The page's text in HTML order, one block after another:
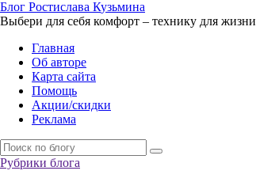
Блог Ростислава Кузьмина
Выбери для себя комфорт – технику для жизни
Главная
Об авторе
Карта сайта
Помощь
Акции/скидки
Реклама
Рубрики блога